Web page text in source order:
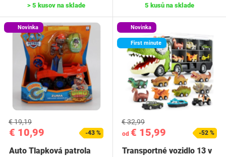
> 5 kusov na sklade 5 kusů na sklade
Novinka
€ 10,99
€ 19,19
-43 %
Auto Tlapková patrola
Novinka
First minute
od € 15,99
€ 32,99
-52 %
Transportné vozidlo 13 v